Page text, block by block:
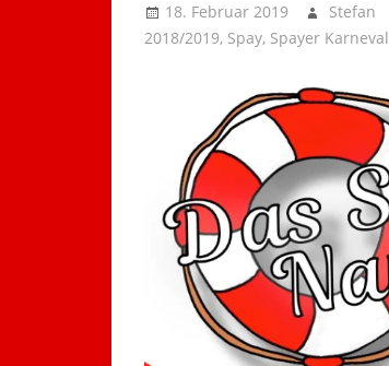
18. Februar 2019 Stefan
2018/2019, Spay, Spayer Karneval